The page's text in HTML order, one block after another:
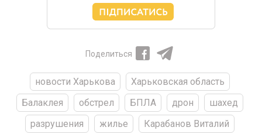
Поделиться
новости Харькова
Харьковская область
Балаклея
обстрел БПЛА дрон
шахед
разрушения
жилье Карабанов Виталий